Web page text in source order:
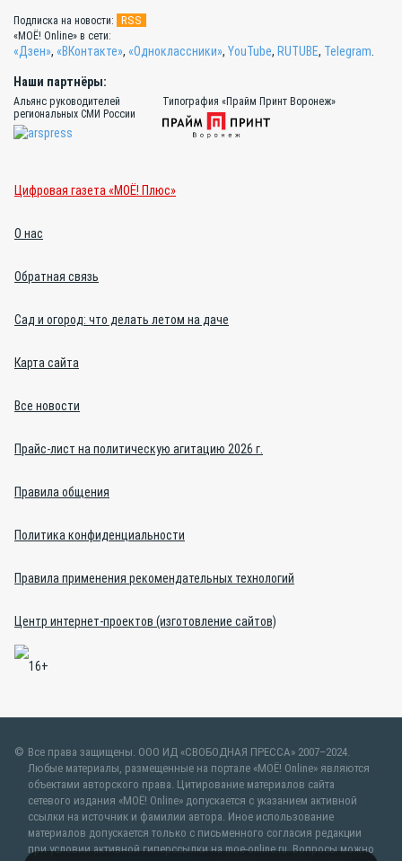
Подписка на новости: RSS
«МОЁ! Online» в сети:
«Дзен», «ВКонтакте», «Одноклассники», YouTube, RUTUBE, Telegram.
Наши партнёры:
Альянс руководителей
региональных СМИ России
Типография «Прайм Принт Воронеж»
Цифровая газета «МОЁ! Плюс»
О нас
Обратная связь
Сад и огород: что делать летом на даче
Карта сайта
Все новости
Прайс-лист на политическую агитацию 2026 г.
Правила общения
Политика конфиденциальности
Правила применения рекомендательных технологий
Центр интернет-проектов (изготовление сайтов)
Все права защищены. ООО ИД «СВОБОДНАЯ ПРЕССА» 2007–2024.
Любые материалы, размещенные на портале «МОЁ! Online» являются
объектами авторского права. Цитирование материалов сайта
сетевого издания «МОЁ! Online» допускается с указанием активной
ссылки на источник и фамилии автора. Иное использование
материалов допускается только с письменного согласия редакции
при условии активной гиперссылки на moe-online.ru. Вопросы можно